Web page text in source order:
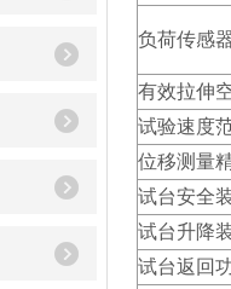
负荷传感
有效拉伸
试验速度
位移测量
试台安全
试台升降
试台返回